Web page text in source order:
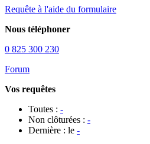
Requête à l'aide du formulaire
Nous téléphoner
0 825 300 230
Forum
Vos requêtes
Toutes : -
Non clôturées : -
Dernière : le -